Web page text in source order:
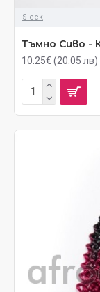
Sleek
Тъмно Сиво -
10.25€ (20.05 лв)